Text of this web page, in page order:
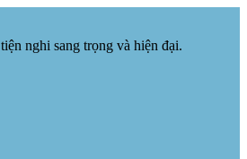
nghi sang trọng và hiện đại.